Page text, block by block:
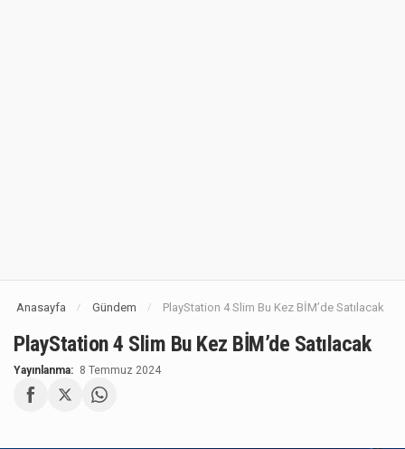
Anasayfa / Gündem / PlayStation 4 Slim Bu Kez BİM’de Satılacak
PlayStation 4 Slim Bu Kez BİM’de Satılacak
Yayınlanma: 8 Temmuz 2024